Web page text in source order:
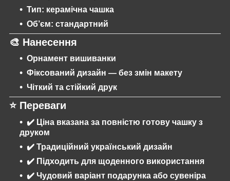
Тип: керамічна чашка
Об’єм: стандартний
🎨 Нанесення
Орнамент вишиванки
Фіксований дизайн — без змін макету
Чіткий та стійкий друк
⭐ Переваги
✔️ Ціна вказана за повністю готову чашку з
друком
✔️ Традиційний український дизайн
✔️ Підходить для щоденного використання
✔️ Чудовий варіант подарунка або сувеніра